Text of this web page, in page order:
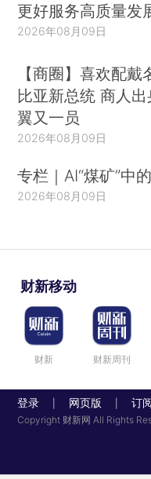
更好服务高质量发
2026年08月09日
【商圈】喜欢配戴
比亚新总统 商人
翼又一员
2026年08月09日
专栏｜AI“煤矿”中
2026年08月09日
财新移动
财新 财新周刊
登录 网页版 订
Copyright 财新网 All Rights